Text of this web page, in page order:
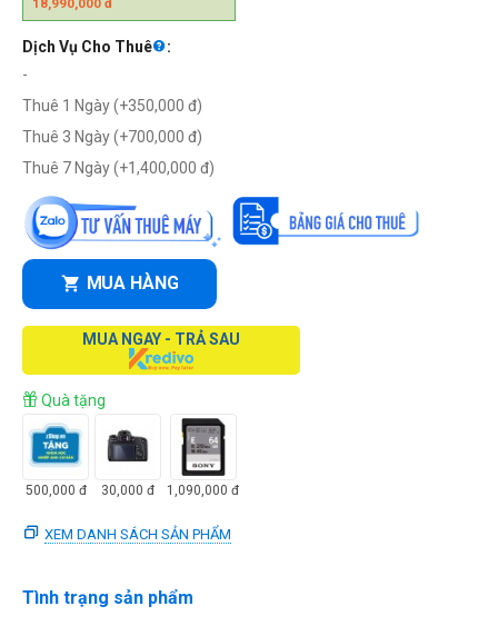
Dịch Vụ Cho Thuê
:
-
Thuê 1 Ngày (+350,000 đ)
Thuê 3 Ngày (+700,000 đ)
Thuê 7 Ngày (+1,400,000 đ)
MUA HÀNG
MUA NGAY - TRẢ SAU
Quà tặng
500,000 đ 30,000 đ 1,090,000 đ
XEM DANH SÁCH SẢN PHẨM
Tình trạng sản phẩm